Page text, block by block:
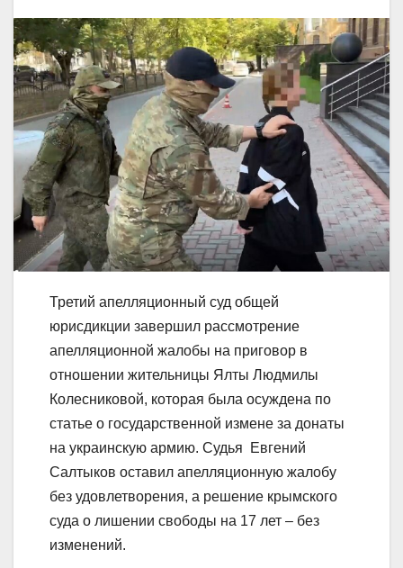
Третий апелляционный суд общей
юрисдикции завершил рассмотрение
апелляционной жалобы на приговор в
отношении жительницы Ялты Людмилы
Колесниковой, которая была осуждена по
статье о государственной измене за донаты
на украинскую армию. Судья Евгений
Салтыков оставил апелляционную жалобу
без удовлетворения, а решение крымского
суда о лишении свободы на 17 лет – без
изменений.